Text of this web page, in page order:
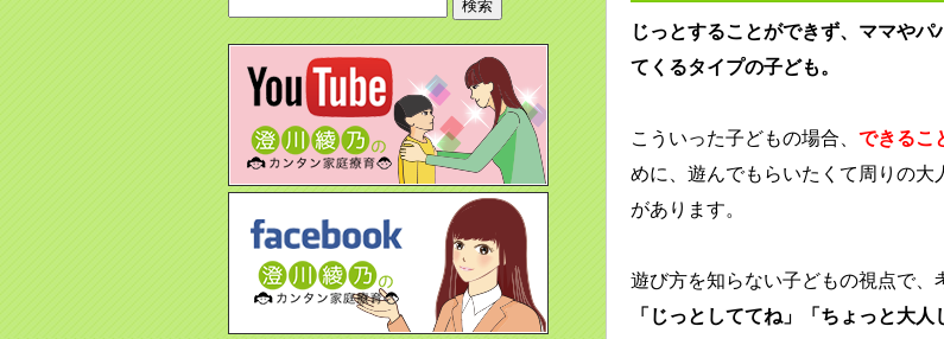
じっとすることができず、ママや
てくるタイプの子ども。
こういった子どもの場合、 できるこ
めに、遊んでもらいたくて周りの
があります。
遊び方を知らない子どもの視点で、
「じっとしててね」「ちょっと大人